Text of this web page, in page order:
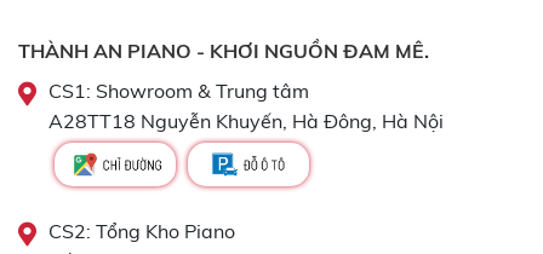
THÀNH AN PIANO - KHƠI NGUỒN ĐAM MÊ.
CS1: Showroom & Trung tâm
A28TT18 Nguyễn Khuyến, Hà Đông, Hà Nội
CS2: Tổng Kho Piano